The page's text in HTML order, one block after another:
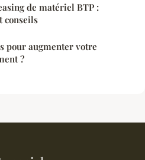
de matériel BTP :
conseils
pour augmenter votre
?